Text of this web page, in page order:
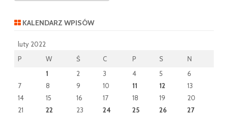
KALENDARZ WPISÓW
luty 2022
P
W Ś C P S
N
1
2 3 4 5
6
7
8 9 10 11 12
13
14
15 16 17 18 19
20
21
22 23 24 25 26
27